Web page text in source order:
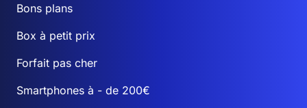
Bons plans
Box à petit prix
Forfait pas cher
Smartphones à - de 200€